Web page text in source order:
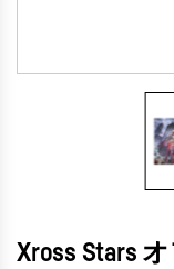
Xross Stars